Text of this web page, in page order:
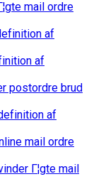
mail ordre
af
af
postordre brud
af
mail ordre
Г¦gte mail